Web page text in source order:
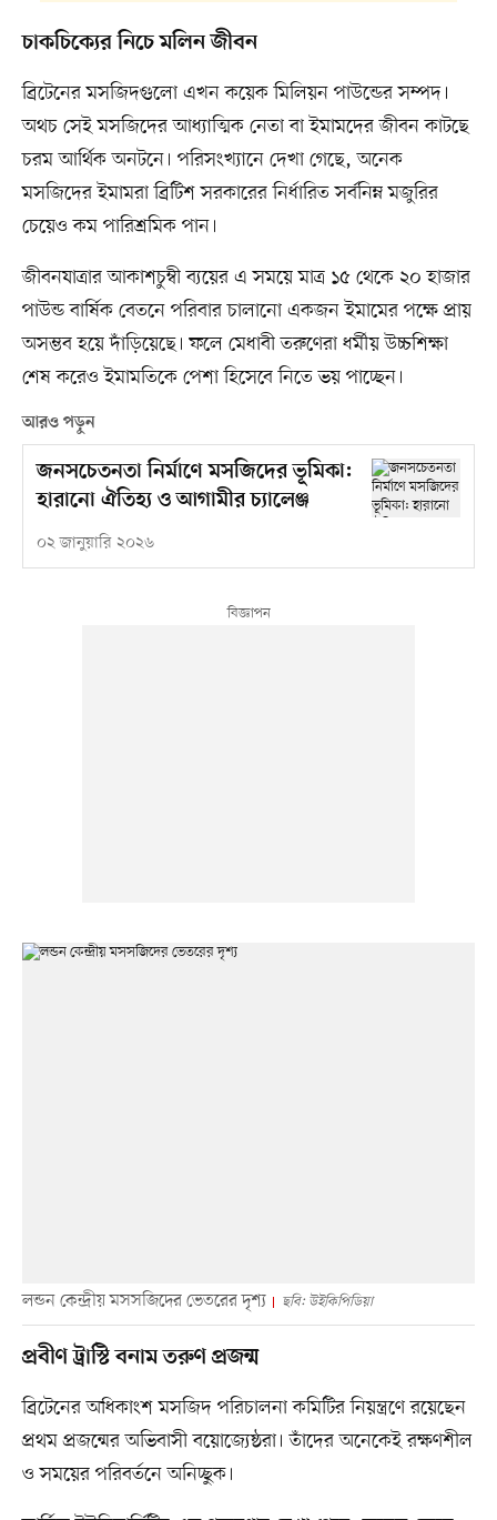
চাকচিক্যের নিচে মলিন জীবন
ব্রিটেনের মসজিদগুলো এখন কয়েক মিলিয়ন পাউন্ডের সম্পদ।
অথচ সেই মসজিদের আধ্যাত্মিক নেতা বা ইমামদের জীবন কাটছে
চরম আর্থিক অনটনে। পরিসংখ্যানে দেখা গেছে, অনেক
মসজিদের ইমামরা ব্রিটিশ সরকারের নির্ধারিত সর্বনিম্ন মজুরির
চেয়েও কম পারিশ্রমিক পান।
জীবনযাত্রার আকাশচুম্বী ব্যয়ের এ সময়ে মাত্র ১৫ থেকে ২০ হাজার
পাউন্ড বার্ষিক বেতনে পরিবার চালানো একজন ইমামের পক্ষে প্রায়
অসম্ভব হয়ে দাঁড়িয়েছে। ফলে মেধাবী তরুণেরা ধর্মীয় উচ্চশিক্ষা
শেষ করেও ইমামতিকে পেশা হিসেবে নিতে ভয় পাচ্ছেন।
আরও পড়ুন
জনসচেতনতা নির্মাণে মসজিদের ভূমিকা:
হারানো ঐতিহ্য ও আগামীর চ্যালেঞ্জ
০২ জানুয়ারি ২০২৬
লন্ডন কেন্দ্রীয় মসসজিদের ভেতরের দৃশ্য ছবি: উইকিপিডিয়া
প্রবীণ ট্রাস্টি বনাম তরুণ প্রজন্ম
ব্রিটেনের অধিকাংশ মসজিদ পরিচালনা কমিটির নিয়ন্ত্রণে রয়েছেন
প্রথম প্রজন্মের অভিবাসী বয়োজ্যেষ্ঠরা। তাঁদের অনেকেই রক্ষণশীল
ও সময়ের পরিবর্তনে অনিচ্ছুক।